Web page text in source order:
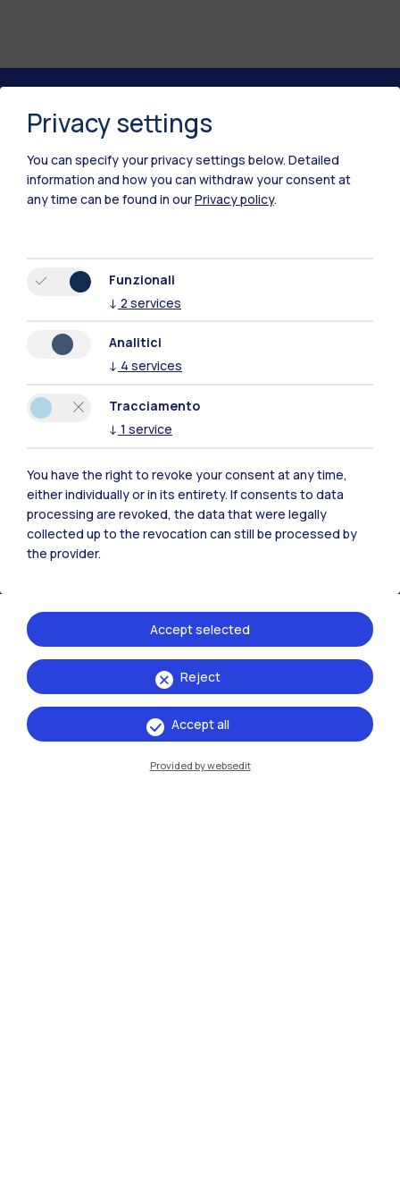
Polimi Community
Tutti i siti dell’ecosistema
IT EN
Sedi
Milano Leonardo
Cremona
Lecco
Mantova
Privacy settings
You can specify your privacy settings below. Detailed
information and how you can withdraw your consent at
any time can be found in ourPrivacy policy.
Funzionali
↓ 2 services
Analitici
↓ 4 services
Tracciamento
↓ 1 service
You have the right to revoke your consent at any time,
either individually or in its entirety. If consents to data
processing are revoked, the data that were legally
collected up to the revocation can still be processed by
the provider.
Reject
Accept selected
Accept all
Provided by websedit